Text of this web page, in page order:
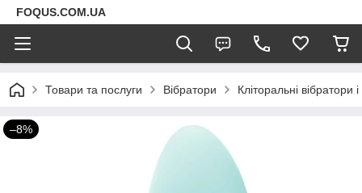
FOQUS.COM.UA
Товари та послуги Вібратори Кліторальні
–8%